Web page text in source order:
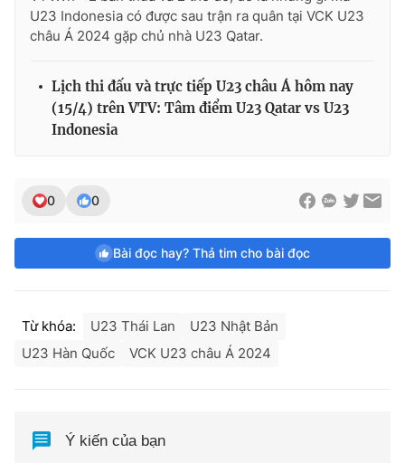
U23 Indonesia có được sau trận ra quân tại VCK U23
châu Á 2024 gặp chủ nhà U23 Qatar.
Lịch thi đấu và trực tiếp U23 châu Á hôm nay
(15/4) trên VTV: Tâm điểm U23 Qatar vs U23
Indonesia
0 0
Bài đọc hay? Thả tim cho bài đọc
Từ khóa: U23 Thái Lan
U23 Nhật Bản
U23 Hàn Quốc
VCK U23 châu Á 2024
Ý kiến của bạn